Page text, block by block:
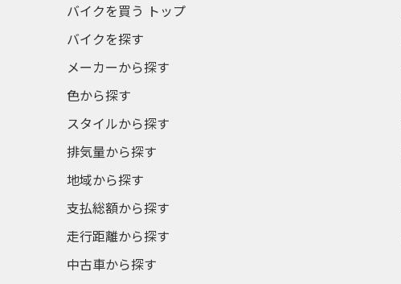
バイクを買う トップ
バイクを探す
メーカーから探す
色から探す
スタイルから探す
排気量から探す
地域から探す
支払総額から探す
走行距離から探す
中古車から探す